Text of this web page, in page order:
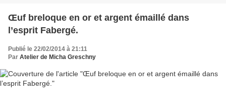
Œuf breloque en or et argent émaillé dans
l’esprit Fabergé.
Publié le 22/02/2014 à 21:11
Par Atelier de Micha Greschny